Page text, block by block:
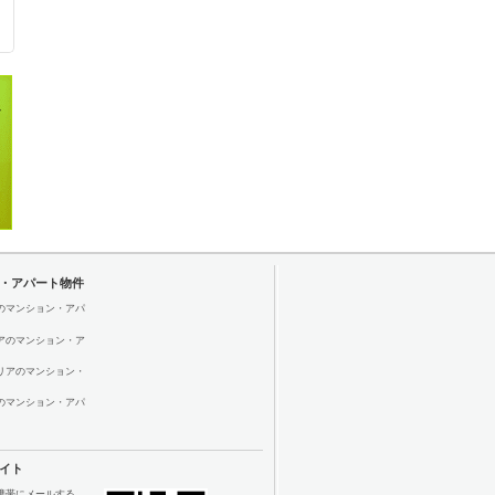
アパート物件
マンション・アパ
のマンション・ア
アのマンション・
マンション・アパ
ト